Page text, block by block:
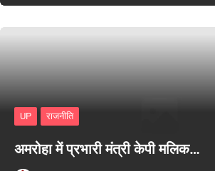
UP राजनीति
अमरोहा में प्रभारी मंत्री केपी मलिक…